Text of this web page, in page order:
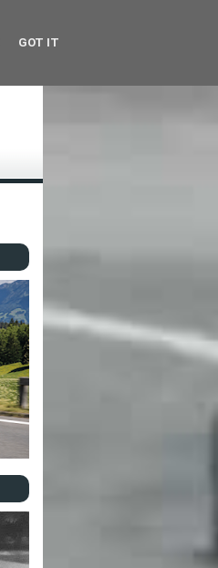
GOT IT